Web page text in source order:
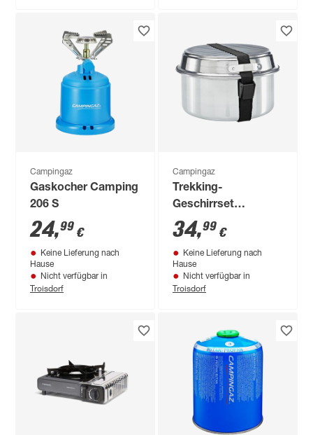
Campingaz
Gaskocher Camping
206 S
24,99 €
Keine Lieferung nach
Hause
Nicht verfügbar in
Troisdorf
Campingaz
Trekking-
Geschirrset
Aluminium 5-teilig
34,99 €
Keine Lieferung nach
Hause
Nicht verfügbar in
Troisdorf